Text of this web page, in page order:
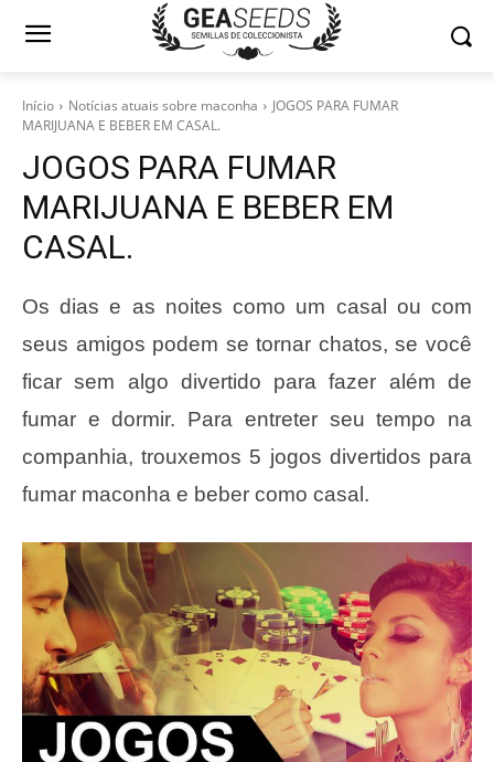
Início Notícias atuais sobre maconha
JOGOS PARA FUMAR
MARIJUANA E BEBER EM CASAL.
JOGOS PARA FUMAR
MARIJUANA E BEBER EM
CASAL.
Os dias e as noites como um casal ou com
seus amigos podem se tornar chatos, se você
ficar sem algo divertido para fazer além de
fumar e dormir. Para entreter seu tempo na
companhia, trouxemos 5 jogos divertidos para
fumar maconha e beber como casal.